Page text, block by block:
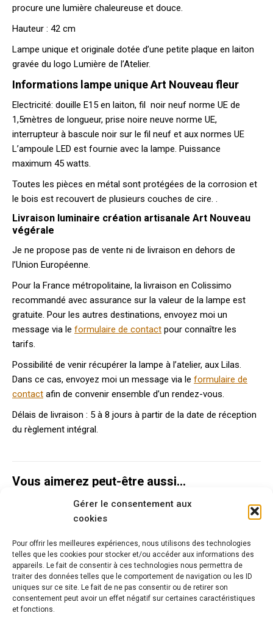
Gérer le consentement aux
cookies
Pour offrir les meilleures expériences, nous utilisons des technologies
telles que les cookies pour stocker et/ou accéder aux informations des
appareils. Le fait de consentir à ces technologies nous permettra de
traiter des données telles que le comportement de navigation ou les ID
uniques sur ce site. Le fait de ne pas consentir ou de retirer son
consentement peut avoir un effet négatif sur certaines caractéristiques
et fonctions.
procure une lumière chaleureuse et douce.
Hauteur : 42 cm
Lampe unique et originale dotée d’une petite plaque en laiton
gravée du logo Lumière de l’Atelier.
Informations lampe unique Art Nouveau fleur
Electricité: douille E15 en laiton, fil noir neuf norme UE de
1,5mètres de longueur, prise noire neuve norme UE,
interrupteur à bascule noir sur le fil neuf et aux normes UE
L’ampoule LED est fournie avec la lampe. Puissance
maximum 45 watts.
Toutes les pièces en métal sont protégées de la corrosion et
le bois est recouvert de plusieurs couches de cire. .
Livraison luminaire création artisanale Art Nouveau
végérale
Je ne propose pas de vente ni de livraison en dehors de
l’Union Européenne.
Pour la France métropolitaine, la livraison en Colissimo
recommandé avec assurance sur la valeur de la lampe est
gratuite. Pour les autres destinations, envoyez moi un
message via le formulaire de contact pour connaître les
tarifs.
Possibilité de venir récupérer la lampe à l’atelier, aux Lilas.
Dans ce cas, envoyez moi un message via le formulaire de
contact afin de convenir ensemble d’un rendez-vous.
Délais de livraison : 5 à 8 jours à partir de la date de réception
du règlement intégral.
Vous aimerez peut-être aussi…
Lampe création artisanale vintage en
135,00€
Lampe Art Déco laiton tulipe fleur